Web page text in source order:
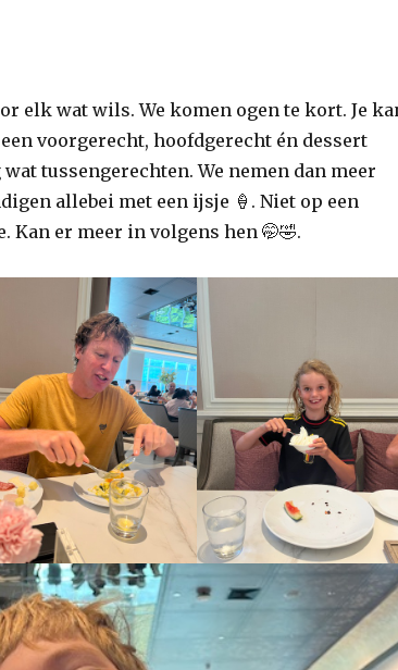
elk wat wils. We komen ogen te kort. Je
voorgerecht, hoofdgerecht én dessert
tussengerechten. We nemen dan meer
allebei met een ijsje 🍦. Niet op een
Kan er meer in volgens hen 🤭🤣.